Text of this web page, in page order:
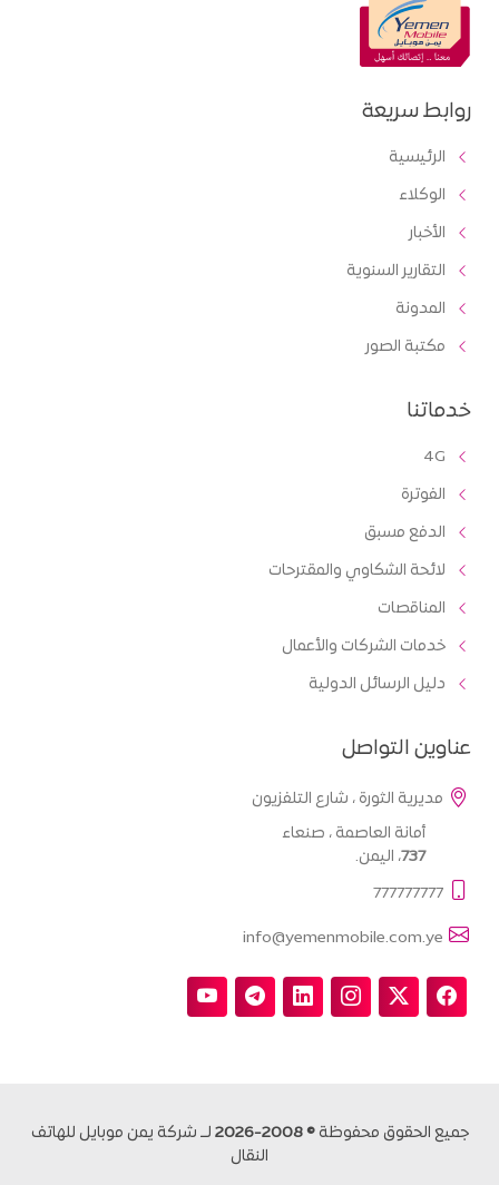
روابط سريعة
الرئيسية
الوكلاء
الأخبار
التقارير السنوية
المدونة
مكتبة الصور
خدماتنا
4G
الفوترة
الدفع مسبق
لائحة الشكاوي والمقترحات
المناقصات
خدمات الشركات والأعمال
دليل الرسائل الدولية
عناوين التواصل
مديرية الثورة ، شارع التلفزيون
أمانة العاصمة ، صنعاء
737، اليمن.
777777777
info@yemenmobile.com.ye
جميع الحقوق محفوظة © 2008-2026
لــ شركة يمن موبايل للهاتف
النقال